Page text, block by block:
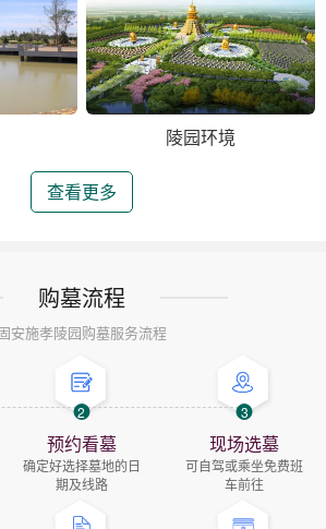
陵园环境
查看更多
购墓流程
安施孝陵园购墓服务流程
2
预约看墓
确定好选择墓地的日
期及线路
3
现场选墓
可自驾或乘坐免费班
车前往